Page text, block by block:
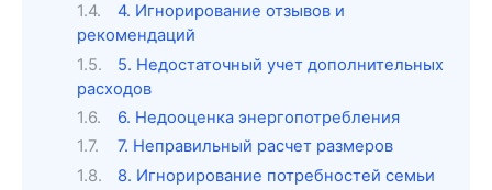
4. Игнорирование отзывов и
рекомендаций
5. Недостаточный учет дополнительных
расходов
6. Недооценка энергопотребления
7. Неправильный расчет размеров
8. Игнорирование потребностей семьи